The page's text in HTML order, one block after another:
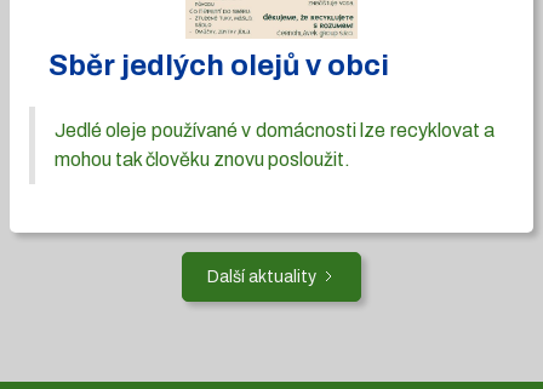
Sběr jedlých olejů v obci
Jedlé oleje používané v domácnosti lze recyklovat a
mohou tak člověku znovu posloužit.
Další aktuality